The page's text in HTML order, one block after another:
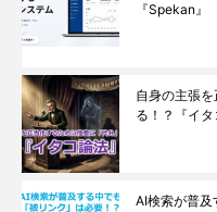
『Spekan』
自身の主張
る！？『イタ
AI検索が普及